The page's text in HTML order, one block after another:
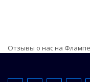
Отзывы о нас на Флампе